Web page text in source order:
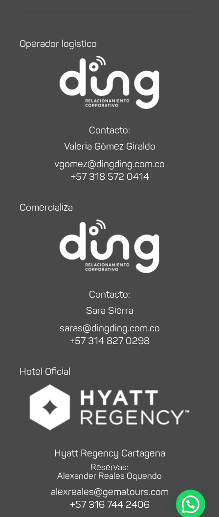
Operador logístico
Contacto:
Valeria Gómez Giraldo
vgomez@dingding.com.co
+57 318 572 0414
Comercializa
Contacto:
Sara Sierra
saras@dingding.com.co
+57 314 827 0298
Hotel Oficial
Hyatt Regency Cartagena
Reservas:
Alexander Reales Oquendo
alexreales@gematours.com
+57 316 744 2406